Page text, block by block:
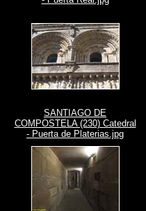
SANTIAGO DE
COMPOSTELA (230) Catedral
- Puerta de Platerias.jpg